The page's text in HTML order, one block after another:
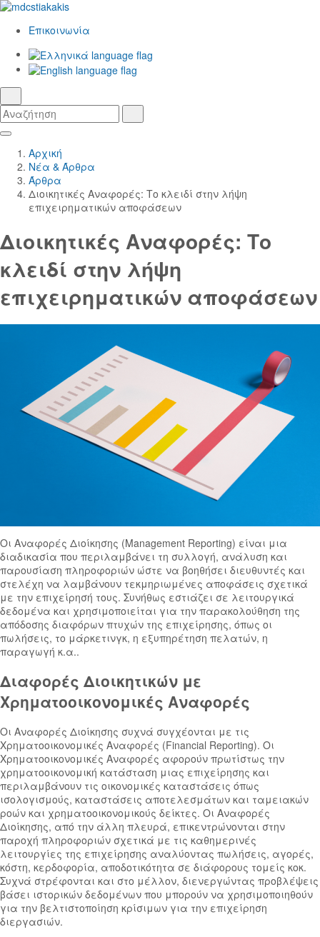
Επικοινωνία
Αναζήτηση
Skip
Main
Content
Κεντρική
Πλοήγηση
Αρχική
Νέα & Άρθρα
Άρθρα
Διοικητικές Αναφορές: Το κλειδί στην λήψη
επιχειρηματικών αποφάσεων
Διοικητικές Αναφορές: Το
κλειδί στην λήψη
επιχειρηματικών αποφάσεων
Οι Αναφορές Διοίκησης (Management Reporting) είναι μια
διαδικασία που περιλαμβάνει τη συλλογή, ανάλυση και
παρουσίαση πληροφοριών ώστε να βοηθήσει διευθυντές και
στελέχη να λαμβάνουν τεκμηριωμένες αποφάσεις σχετικά
με την επιχείρησή τους. Συνήθως εστιάζει σε λειτουργικά
δεδομένα και χρησιμοποιείται για την παρακολούθηση της
απόδοσης διαφόρων πτυχών της επιχείρησης, όπως οι
πωλήσεις, το μάρκετινγκ, η εξυπηρέτηση πελατών, η
παραγωγή κ.α..
Διαφορές Διοικητικών με
Χρηματοοικονομικές Αναφορές
Οι Αναφορές Διοίκησης συχνά συγχέονται με τις
Χρηματοοικονομικές Αναφορές (Financial Reporting). Οι
Χρηματοοικονομικές Αναφορές αφορούν πρωτίστως την
χρηματοοικονομική κατάσταση μιας επιχείρησης και
περιλαμβάνουν τις οικονομικές καταστάσεις όπως
ισολογισμούς, καταστάσεις αποτελεσμάτων και ταμειακών
ροών και χρηματοοικονομικούς δείκτες. Οι Αναφορές
Διοίκησης, από την άλλη πλευρά, επικεντρώνονται στην
παροχή πληροφοριών σχετικά με τις καθημερινές
λειτουργίες της επιχείρησης αναλύοντας πωλήσεις, αγορές,
κόστη, κερδοφορία, αποδοτικότητα σε διάφορους τομείς κοκ.
Συχνά στρέφονται και στο μέλλον, διενεργώντας προβλέψεις
βάσει ιστορικών δεδομένων που μπορούν να χρησιμοποιηθούν
για την βελτιστοποίηση κρίσιμων για την επιχείρηση
διεργασιών.